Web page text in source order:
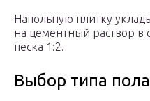
Напольную плитку
на цементный раствор в
песка 1:2.
Выбор типа